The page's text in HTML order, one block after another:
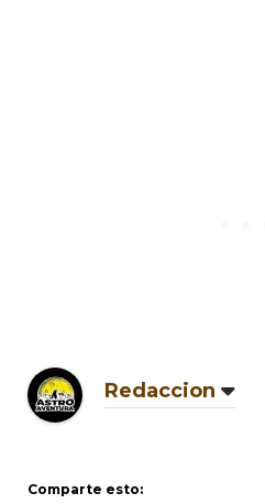
Redaccion
Comparte esto: